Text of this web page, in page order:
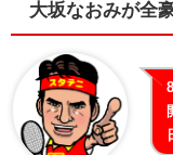
大坂なおみが全